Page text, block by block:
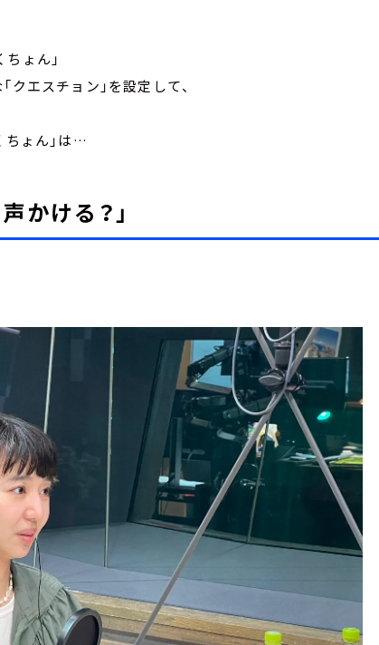
こねくちょん」
な「クエスチョン」を設定して、
す。
ちょん」は…
かける？」